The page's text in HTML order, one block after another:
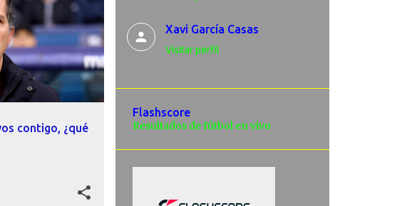
contigo, ¿qué
Xavi García Casas
Visitar perfil
Flashscore
Resultados de fútbol en vivo